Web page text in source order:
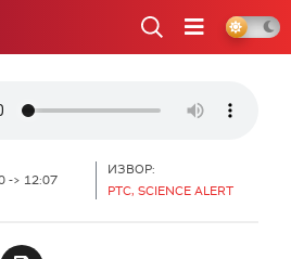
-> 12:07
ИЗВОР:
РТС, SCIENCE ALERT